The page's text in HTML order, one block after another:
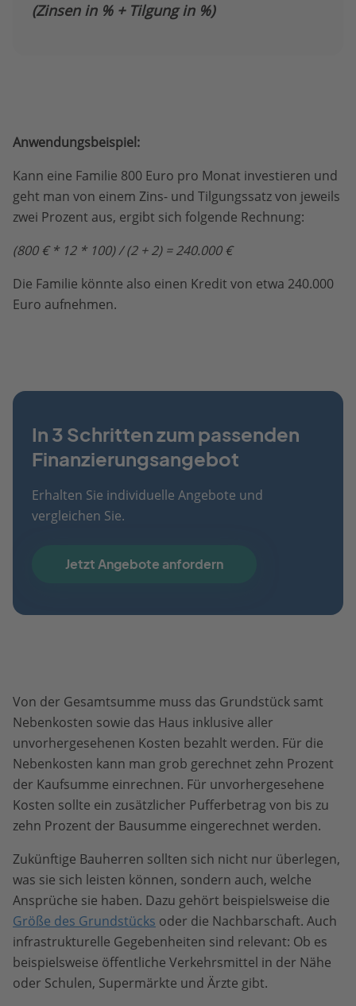
(Zinsen in % + Tilgung in %)
Anwendungsbeispiel:
Kann eine Familie 800 Euro pro Monat investieren und
geht man von einem Zins- und Tilgungssatz von jeweils
zwei Prozent aus, ergibt sich folgende Rechnung:
(800 € * 12 * 100) / (2 + 2) = 240.000 €
Die Familie könnte also einen Kredit von etwa 240.000
Euro aufnehmen.
In 3 Schritten zum passenden
Finanzierungsangebot
Erhalten Sie individuelle Angebote und
vergleichen Sie.
Jetzt Angebote anfordern
Von der Gesamtsumme muss das Grundstück samt
Nebenkosten sowie das Haus inklusive aller
unvorhergesehenen Kosten bezahlt werden. Für die
Nebenkosten kann man grob gerechnet zehn Prozent
der Kaufsumme einrechnen. Für unvorhergesehene
Kosten sollte ein zusätzlicher Pufferbetrag von bis zu
zehn Prozent der Bausumme eingerechnet werden.
Zukünftige Bauherren sollten sich nicht nur überlegen,
was sie sich leisten können, sondern auch, welche
Ansprüche sie haben. Dazu gehört beispielsweise die
Größe des Grundstücks oder die Nachbarschaft. Auch
infrastrukturelle Gegebenheiten sind relevant: Ob es
beispielsweise öffentliche Verkehrsmittel in der Nähe
oder Schulen, Supermärkte und Ärzte gibt.